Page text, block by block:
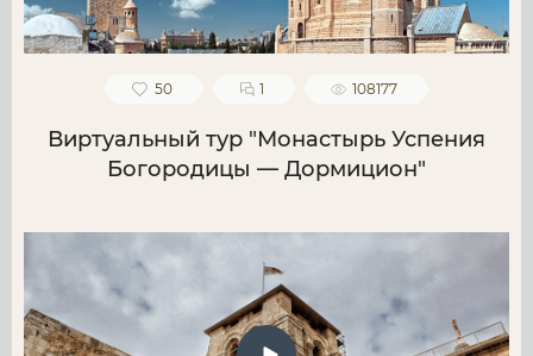
50 1 108177
Виртуальный тур "Монастырь Успения
Богородицы — Дормицион"